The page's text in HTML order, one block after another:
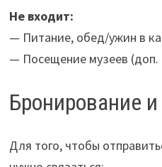
Не входит:
— Питание, обед/ужин в
— Посещение музеев (доп.
Бронирование
Для того, чтобы